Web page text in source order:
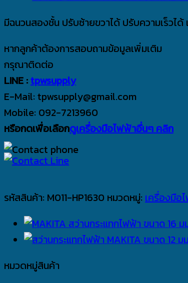
มีฉนวนสองชั้น ปรับซ้ายขวาได้ ปรับความเร็วไ
หากลูกค้าต้องการสอบถามข้อมูลเพิ่มเติม
กรุณาติดต่อ
LINE :tpwsupply
E-Mail: tpwsupply@gmail.com
Mobile: 092-7213960
หรือกดเพื่อเลือกดูเครื่องมือไฟฟ้าอื่นๆ คลิก
รหัสสินค้า: M011-HP1630 หมวดหมู่: เครื่องมือ
หมวดหมู่สินค้า